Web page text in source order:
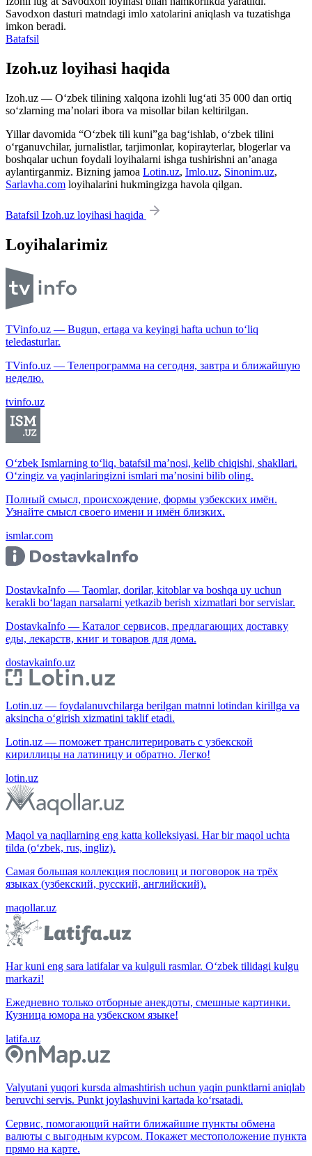
Savodxon dasturi matndagi imlo xatolarini aniqlash va tuzatishga
imkon beradi.
Batafsil
Izoh.uz loyihasi haqida
Izoh.uz — O‘zbek tilining xalqona izohli lug‘ati 35 000 dan ortiq
so‘zlarning ma’nolari ibora va misollar bilan keltirilgan.
Yillar davomida “O‘zbek tili kuni”ga bag‘ishlab, o‘zbek tilini
o‘rganuvchilar, jurnalistlar, tarjimonlar, kopirayterlar, blogerlar va
boshqalar uchun foydali loyihalarni ishga tushirishni an’anaga
aylantirganmiz. Bizning jamoa Lotin.uz, Imlo.uz, Sinonim.uz,
Sarlavha.com loyihalarini hukmingizga havola qilgan.
Batafsil Izoh.uz loyihasi haqida
Loyihalarimiz
TVinfo.uz — Bugun, ertaga va keyingi hafta uchun to‘liq
teledasturlar.
TVinfo.uz — Телепрограмма на сегодня, завтра и ближайшую
неделю.
tvinfo.uz
O‘zbek Ismlarning to‘liq, batafsil ma’nosi, kelib chiqishi, shakllari.
O‘zingiz va yaqinlaringizni ismlari ma’nosini bilib oling.
Полный смысл, происхождение, формы узбекских имён.
Узнайте смысл своего имени и имён близких.
ismlar.com
DostavkaInfo — Taomlar, dorilar, kitoblar va boshqa uy uchun
kerakli bo‘lagan narsalarni yetkazib berish xizmatlari bor servislar.
DostavkaInfo — Каталог сервисов, предлагающих доставку
еды, лекарств, книг и товаров для дома.
dostavkainfo.uz
Lotin.uz — foydalanuvchilarga berilgan matnni lotindan kirillga va
aksincha o‘girish xizmatini taklif etadi.
Lotin.uz — поможет транслитерировать с узбекской
кириллицы на латиницу и обратно. Легко!
lotin.uz
Maqol va naqllarning eng katta kolleksiyasi. Har bir maqol uchta
tilda (o‘zbek, rus, ingliz).
Самая большая коллекция пословиц и поговорок на трёх
языках (узбекский, русский, английский).
maqollar.uz
Har kuni eng sara latifalar va kulguli rasmlar. O‘zbek tilidagi kulgu
markazi!
Ежедневно только отборные анекдоты, смешные картинки.
Кузница юмора на узбекском языке!
latifa.uz
Valyutani yuqori kursda almashtirish uchun yaqin punktlarni aniqlab
beruvchi servis. Punkt joylashuvini kartada ko‘rsatadi.
Сервис, помогающий найти ближайшие пункты обмена
валюты с выгодным курсом. Покажет местоположение пункта
прямо на карте.